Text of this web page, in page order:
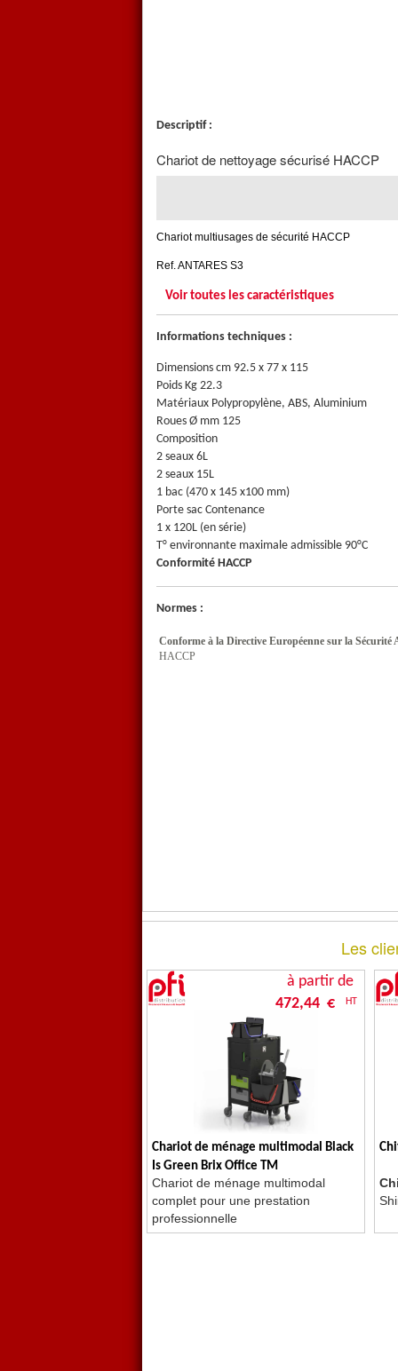
Descriptif :
Chariot de nettoyage sécurisé HACCP
Chariot multiusages de sécurité HACCP
Ref. ANTARES S3
Voir toutes les caractéristiques
Informations techniques :
Dimensions cm 92.5 x 77 x 115
Poids Kg 22.3
Matériaux Polypropylène, ABS, Aluminium
Roues Ø mm 125
Composition
2 seaux 6L
2 seaux 15L
1 bac (470 x 145 x100 mm)
Porte sac Contenance
1 x 120L (en série)
T° environnante maximale admissible 90°C
Conformité HACCP
Normes :
Conforme à la Directive Européenne sur la Sécurité
HACCP
Les
à partir de
472,44 €
HT
Chariot de ménage multimodal Black
Is Green Brix Office TM
Chariot de ménage multimodal
complet pour une prestation
professionnelle